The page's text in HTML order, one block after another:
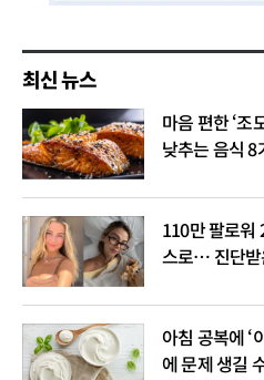
최신 뉴스
마음 편한 ‘조
낮추는 음식 8
110만 팔로워
스로… 진단받
아침 공복에 ‘
에 문제 생길